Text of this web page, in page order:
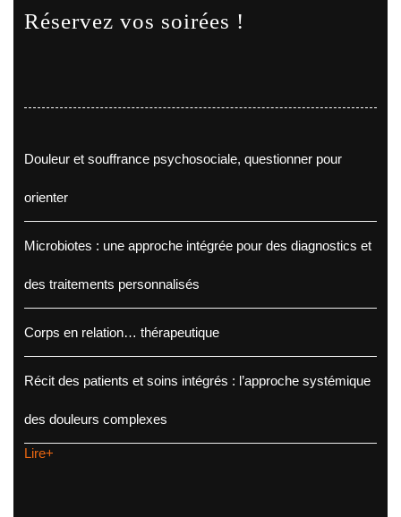
Réservez vos soirées !
Douleur et souffrance psychosociale, questionner pour
orienter
Microbiotes : une approche intégrée pour des diagnostics et
des traitements personnalisés
Corps en relation… thérapeutique
Récit des patients et soins intégrés : l’approche systémique
des douleurs complexes
Lire+